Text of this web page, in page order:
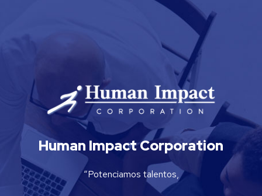
Human Impact Corporation
“Potenciamos talentos,